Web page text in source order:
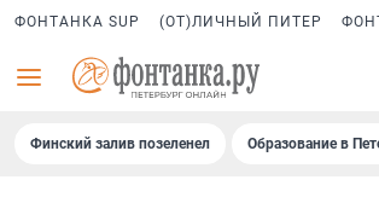
ФОНТАНКА SUP (ОТ)ЛИЧНЫЙ ПИТЕР
Финский залив позеленел Образование в